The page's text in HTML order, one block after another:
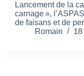
Lancement de la
carnage »,
de faisans et de
Romain